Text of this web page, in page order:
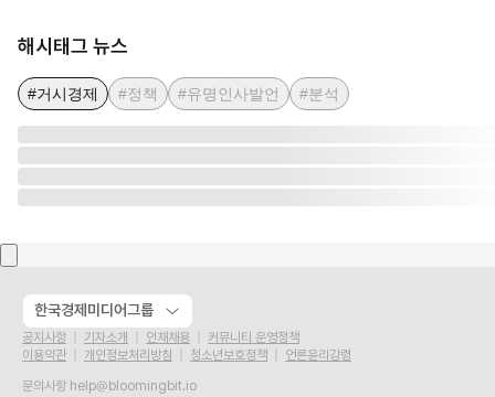
해시태그 뉴스
#거시경제 #정책 #유명인사발언 #분석
한국경제미디어그룹
공지사항 기자소개 인재채용
커뮤니티 운영정책
이용약관
개인정보처리방침 청소년보호정책
언론윤리강령
문의사항 help@bloomingbit.io